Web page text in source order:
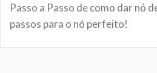
Passo a Passo de como dar nó
passos para o nó perfeito!